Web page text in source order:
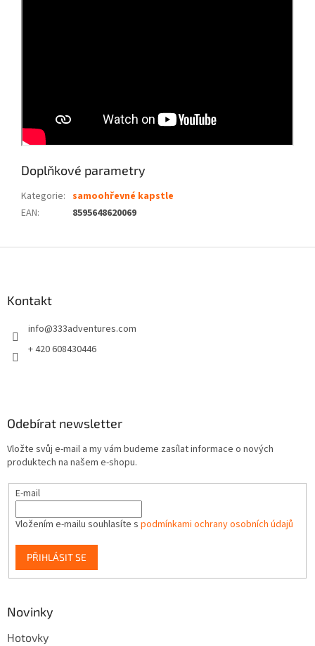
Doplňkové parametry
Kategorie: samoohřevné kapstle
EAN: 8595648620069
Kontakt
info@333adventures.com
+ 420 608430446
Odebírat newsletter
Vložte svůj e-mail a my vám budeme zasílat informace o nových
produktech na našem e-shopu.
E-mail
Vložením e-mailu souhlasíte s podmínkami ochrany osobních údajů
PŘIHLÁSIT SE
Novinky
Hotovky